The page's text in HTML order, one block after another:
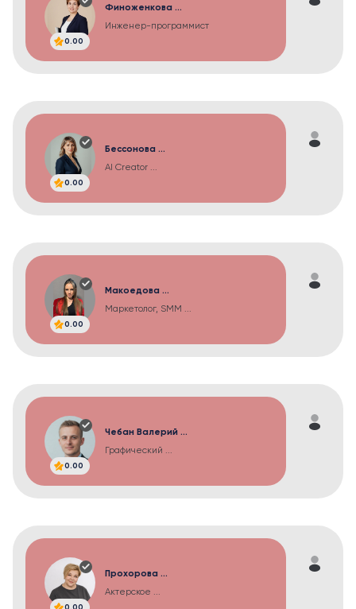
0.00
Финоженкова ...
Инженер-программист
0.00
Бессонова ...
AI Creator ...
0.00
Макоедова ...
Маркетолог, SMM ...
0.00
Чебан Валерий ...
Графический ...
0.00
Прохорова ...
Актерское ...